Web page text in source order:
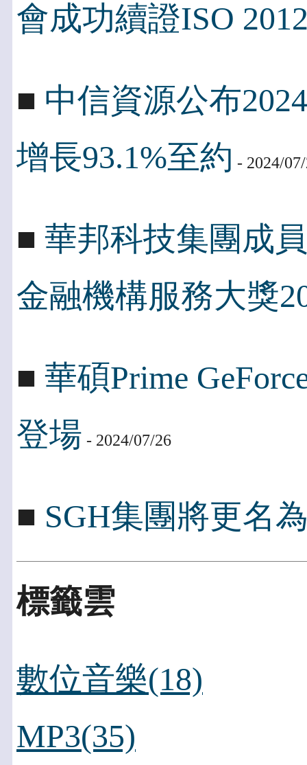
會成功續證ISO
■ 中信資源公布
增長93.1%至約 - 2024/
■ 華邦科技集團成
金融機構服務大獎
■ 華碩Prime
登場 - 2024/07/26
■ SGH集團將更名
標籤雲
數位音樂(18)
MP3(35)